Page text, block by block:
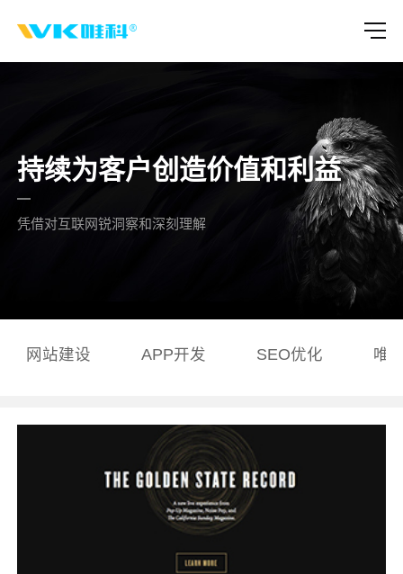
持续为客户创造价值和利益
凭借对互联网锐洞察和深刻理解
网站建设 APP开发 SEO优化 唯